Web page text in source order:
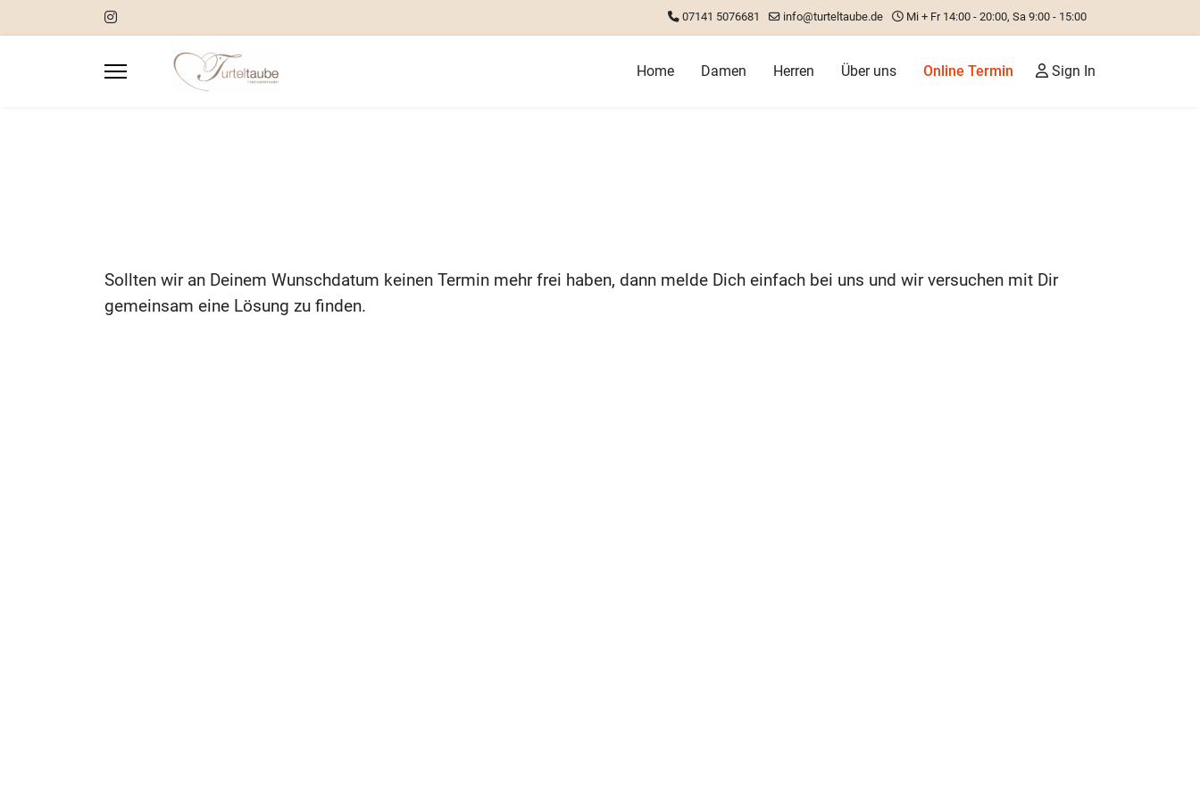
07141 5076681 info@turteltaube.de Mi + Fr 14:00 - 20:00, Sa 9:00 - 15:00
Home Damen Herren Über uns Online Termin Sign In
Sollten wir an Deinem Wunschdatum keinen Termin mehr frei haben, dann melde Dich einfach bei uns und wir versuchen mit Dir
gemeinsam eine Lösung zu finden.